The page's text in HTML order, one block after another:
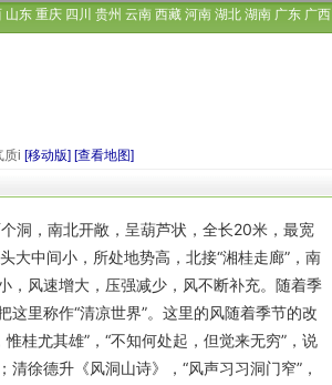
山东 重庆 四川 贵州 云南 西藏 河南 湖北 湖南 广东 广西
质i [移动版] [查看地图]
，南北开敞，呈葫芦状，全长20米，最宽
中间小，所处地势高，北接“湘桂走廊”，南
，风速增大，压强减少，风不断补充。随着季
里称作“清凉世界”。这里的风随着季节的改
桂尤其雄”，“不知何处起，但觉来无穷”，说
徐德升《风洞山诗》，“风声习习洞门窄”，